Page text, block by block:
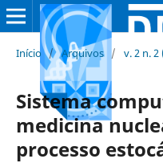
Início / Arquivos / v. 2 n. 2
Sistema
medicina
processo